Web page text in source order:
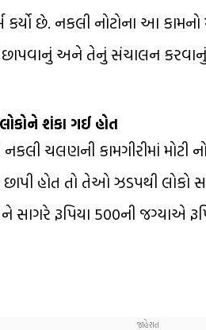
કર્યો છે. નકલી નોટોના આ
અને તેનું સંચાલન કરવાનું
શંકા ગઈ હોત
ચલણની કામગીરીમાં મોટી
હોત તો તેઓ ઝડપથી લોકો
રૂપિયા 500ની જગ્યાએ